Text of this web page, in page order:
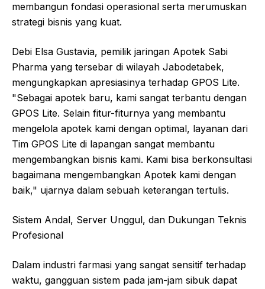
membangun fondasi operasional serta merumuskan
strategi bisnis yang kuat.
Debi Elsa Gustavia, pemilik jaringan Apotek Sabi
Pharma yang tersebar di wilayah Jabodetabek,
mengungkapkan apresiasinya terhadap GPOS Lite.
"Sebagai apotek baru, kami sangat terbantu dengan
GPOS Lite. Selain fitur-fiturnya yang membantu
mengelola apotek kami dengan optimal, layanan dari
Tim GPOS Lite di lapangan sangat membantu
mengembangkan bisnis kami. Kami bisa berkonsultasi
bagaimana mengembangkan Apotek kami dengan
baik," ujarnya dalam sebuah keterangan tertulis.
Sistem Andal, Server Unggul, dan Dukungan Teknis
Profesional
Dalam industri farmasi yang sangat sensitif terhadap
waktu, gangguan sistem pada jam-jam sibuk dapat